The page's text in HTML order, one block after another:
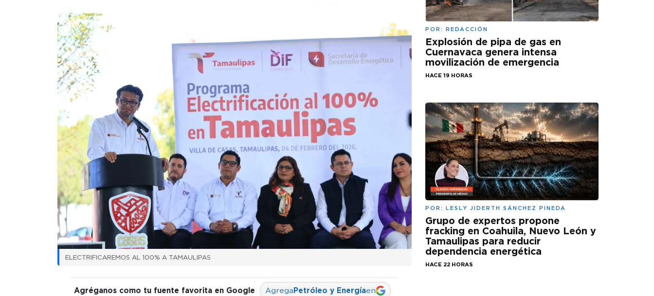
ELECTRIFICAREMOS AL 100% A TAMAULIPAS
Agréganos como tu fuente favorita en Google AgregaPetróleo y Energíaen
POR: REDACCIÓN
Explosión de pipa de gas en
Cuernavaca genera intensa
movilización de emergencia
HACE 19 HORAS
POR: LESLY JIDERTH SÁNCHEZ PINEDA
Grupo de expertos propone
fracking en Coahuila, Nuevo León y
Tamaulipas para reducir
dependencia energética
HACE 22 HORAS